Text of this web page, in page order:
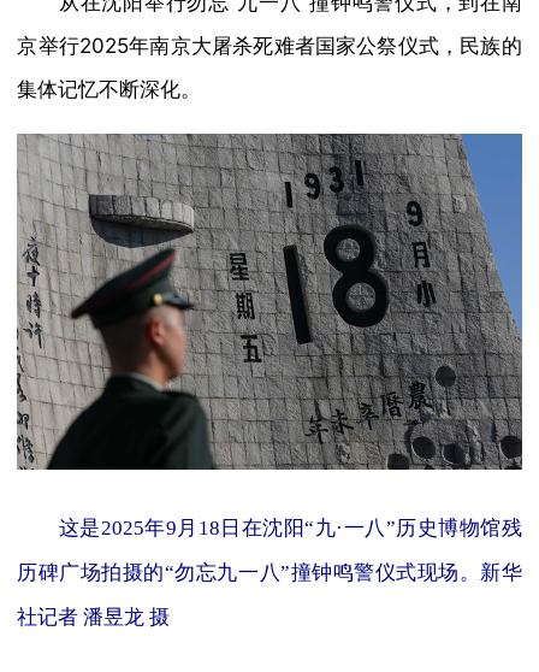
京举行2025年南京大屠杀死难者国家公祭仪式，民族的
集体记忆不断深化。
这是2025年9月18日在沈阳“九·一八”历史博物馆残
历碑广场拍摄的“勿忘九一八”撞钟鸣警仪式现场。新华
社记者 潘昱龙 摄